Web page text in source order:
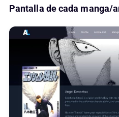
Pantalla de cada manga/